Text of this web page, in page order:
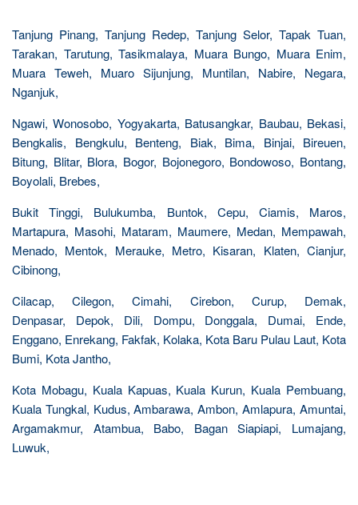
Tanjung Pinang, Tanjung Redep, Tanjung Selor, Tapak Tuan,
Tarakan, Tarutung, Tasikmalaya, Muara Bungo, Muara Enim,
Muara Teweh, Muaro Sijunjung, Muntilan, Nabire, Negara,
Nganjuk,
Ngawi, Wonosobo, Yogyakarta, Batusangkar, Baubau, Bekasi,
Bengkalis, Bengkulu, Benteng, Biak, Bima, Binjai, Bireuen,
Bitung, Blitar, Blora, Bogor, Bojonegoro, Bondowoso, Bontang,
Boyolali, Brebes,
Bukit Tinggi, Bulukumba, Buntok, Cepu, Ciamis, Maros,
Martapura, Masohi, Mataram, Maumere, Medan, Mempawah,
Menado, Mentok, Merauke, Metro, Kisaran, Klaten, Cianjur,
Cibinong,
Cilacap, Cilegon, Cimahi, Cirebon, Curup, Demak,
Denpasar, Depok, Dili, Dompu, Donggala, Dumai, Ende,
Enggano, Enrekang, Fakfak, Kolaka, Kota Baru Pulau Laut, Kota
Bumi, Kota Jantho,
Kota Mobagu, Kuala Kapuas, Kuala Kurun, Kuala Pembuang,
Kuala Tungkal, Kudus, Ambarawa, Ambon, Amlapura, Amuntai,
Argamakmur, Atambua, Babo, Bagan Siapiapi, Lumajang,
Luwuk,